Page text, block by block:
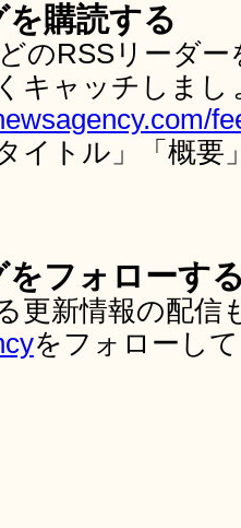
購読する
のRSSリーダ
キャッチしま
イトル」「概要
をフォローす
更新情報の配
をフォローし